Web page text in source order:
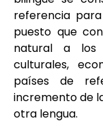
referencia
puesto que
natural a los
culturales,
países de
incremento de
otra lengua.